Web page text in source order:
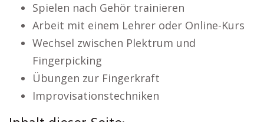
Spielen nach Gehör trainieren
Arbeit mit einem Lehrer oder Online-Kurs
Wechsel zwischen Plektrum und
Fingerpicking
Übungen zur Fingerkraft
Improvisationstechniken